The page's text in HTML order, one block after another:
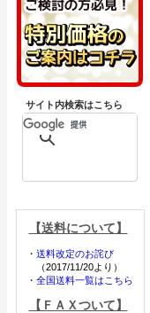
サイト内検索はこちら
【送料について】
・ 送料改定のお詫び
（2017/11/20より）
・ 全国送料一覧はこちら
【ＦＡＸついて】